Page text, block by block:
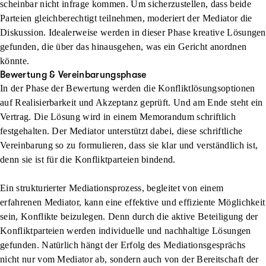
scheinbar nicht infrage kommen. Um sicherzustellen, dass beide
Parteien gleichberechtigt teilnehmen, moderiert der Mediator die
Diskussion. Idealerweise werden in dieser Phase kreative Lösungen
gefunden, die über das hinausgehen, was ein Gericht anordnen
könnte.
Bewertung & Vereinbarungsphase
In der Phase der Bewertung werden die Konfliktlösungsoptionen
auf Realisierbarkeit und Akzeptanz geprüft. Und am Ende steht ein
Vertrag. Die Lösung wird in einem Memorandum schriftlich
festgehalten. Der Mediator unterstützt dabei, diese schriftliche
Vereinbarung so zu formulieren, dass sie klar und verständlich ist,
denn sie ist für die Konfliktparteien bindend.
Ein strukturierter Mediationsprozess, begleitet von einem
erfahrenen Mediator, kann eine effektive und effiziente Möglichkeit
sein, Konflikte beizulegen. Denn durch die aktive Beteiligung der
Konfliktparteien werden individuelle und nachhaltige Lösungen
gefunden. Natürlich hängt der Erfolg des Mediationsgesprächs
nicht nur vom Mediator ab, sondern auch von der Bereitschaft der